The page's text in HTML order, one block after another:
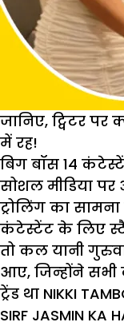
‘तेरी
बाहों
में
मेरा
जहान’
जानिए, ट्विटर पर
में रह!
बिग बॉस 14
सोशल मीडिया
ट्रोलिंग का
कंटेस्टेंट के लिए
तो कल यानी
आए, जिन्‍होंने सभी
ट्रेंड था NIKKI
SIRF JASMIN KA